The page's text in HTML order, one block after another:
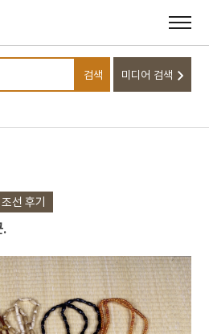
검색어를 입력하세요
검색 미디어 검색
사건
조선 후기
.